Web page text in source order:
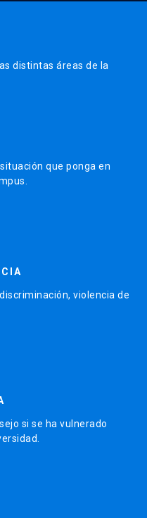
distintas áreas de la
que ponga en
violencia de
si se ha vulnerado